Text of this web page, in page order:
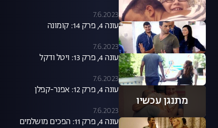
7.6.2023
עונה 4, פרק 14: קומונה
7.6.2023
עונה 4, פרק 13: ויטל ודקל
7.6.2023
מתנגן עכשיו
עונה 4, פרק 12: אפנר-קפלן
7.6.2023
עונה 4, פרק 11: הפכים מושלמים